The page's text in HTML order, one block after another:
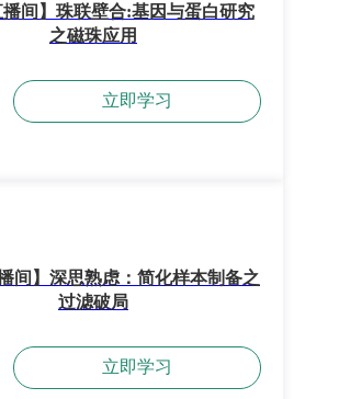
播间】珠联壁合:基因与蛋白研究
之磁珠应用
立即学习
间】深思熟虑：简化样本制备之
过滤破局
立即学习